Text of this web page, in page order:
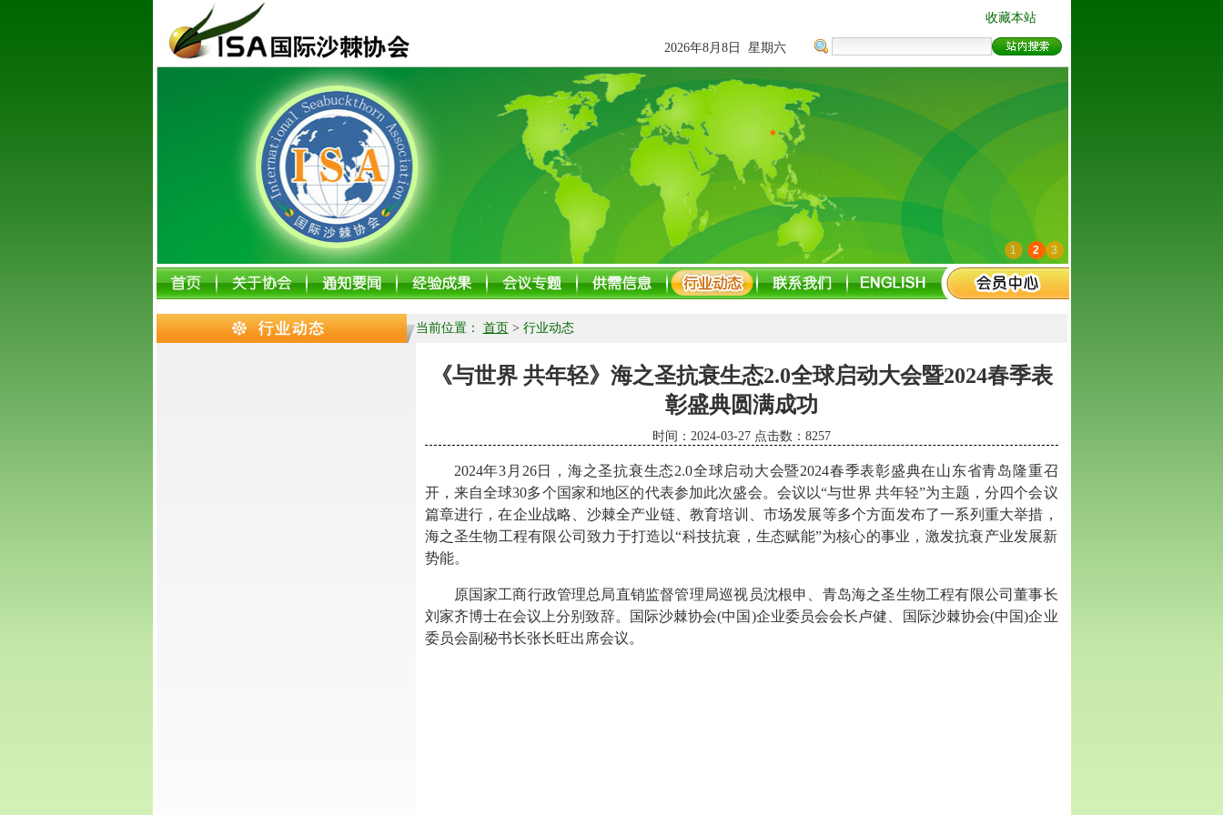
2026年8月8日 星期六
收藏本站
1 2 3
当前位置： 首页 > 行业动态
《与世界 共年轻》海之圣抗衰生态2.0全球启动大会暨2024春季表
彰盛典圆满成功
时间： 2024-03-27 点击数： 8257
2024年3月26日，海之圣抗衰生态2.0全球启动大会暨2024春季表彰盛典在山东省青岛隆重召
开，来自全球30多个国家和地区的代表参加此次盛会。会议以“与世界 共年轻”为主题，分四个会议
篇章进行，在企业战略、沙棘全产业链、教育培训、市场发展等多个方面发布了一系列重大举措，
海之圣生物工程有限公司致力于打造以“科技抗衰，生态赋能”为核心的事业，激发抗衰产业发展新
势能。
原国家工商行政管理总局直销监督管理局巡视员沈根申、青岛海之圣生物工程有限公司董事长
刘家齐博士在会议上分别致辞。国际沙棘协会(中国)企业委员会会长卢健、国际沙棘协会(中国)企业
委员会副秘书长张长旺出席会议。